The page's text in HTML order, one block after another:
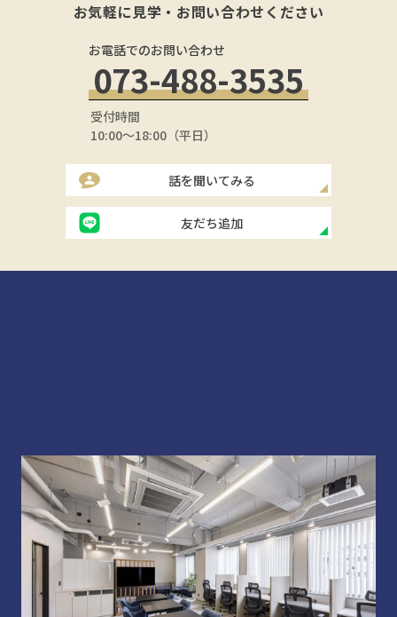
お気軽に見学・お問い合わせください
お電話でのお問い合わせ
073-488-3535
受付時間
10:00～18:00（平日）
話を聞いてみる
友だち追加